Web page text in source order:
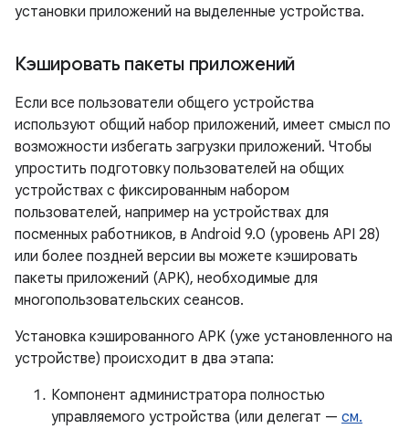
установки приложений на выделенные устройства.
Кэшировать пакеты приложений
Если все пользователи общего устройства
используют общий набор приложений, имеет смысл по
возможности избегать загрузки приложений. Чтобы
упростить подготовку пользователей на общих
устройствах с фиксированным набором
пользователей, например на устройствах для
посменных работников, в Android 9.0 (уровень API 28)
или более поздней версии вы можете кэшировать
пакеты приложений (APK), необходимые для
многопользовательских сеансов.
Установка кэшированного APK (уже установленного на
устройстве) происходит в два этапа:
Компонент администратора полностью
управляемого устройства (или делегат — см.